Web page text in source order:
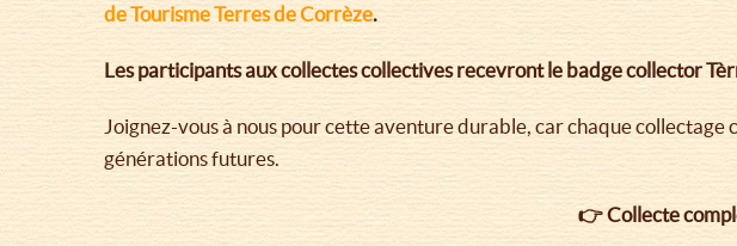
de Tourisme Terres de Corrèze.
Les participants aux collectes collectives recevront le badge collector
Joignez-vous à nous pour cette aventure durable, car chaque
générations futures.
👉 Collecte